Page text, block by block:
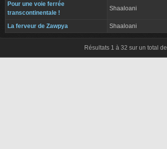
Pour une voie ferrée
transcontinentale !
Shaaloani
La ferveur de Zawpya Shaaloani
Résultats 1 à 32 sur un total de